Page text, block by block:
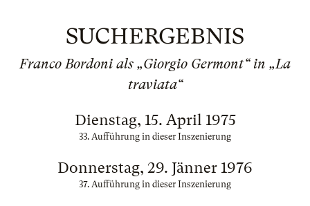
SUCHERGEBNIS
Franco Bordoni als „Giorgio Germont“ in „La
traviata“
Dienstag, 15. April 1975
33. Aufführung in dieser Inszenierung
Donnerstag, 29. Jänner 1976
37. Aufführung in dieser Inszenierung